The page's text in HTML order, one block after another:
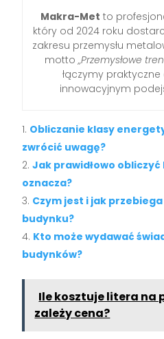
Makra-Met to
który od 2024 roku
zakresu przemysłu
motto„Przemysłowe
łączymy
innowacyjnym
Obliczanie klasy
zwrócić uwagę?
Jak prawidłowo obliczyć
oznacza?
Czym jest i jak
budynku?
Kto może wydawać
budynków?
Ile kosztuje litera na
zależy cena?